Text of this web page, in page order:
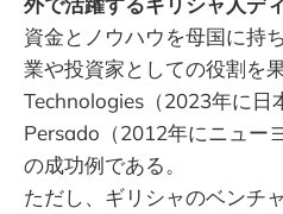
資金とノウハウを母国に持
業や投資家としての役割を
Technologies（2023年に日
Persado（2012年にニュー
の成功例である。
ただし、ギリシャのベンチ